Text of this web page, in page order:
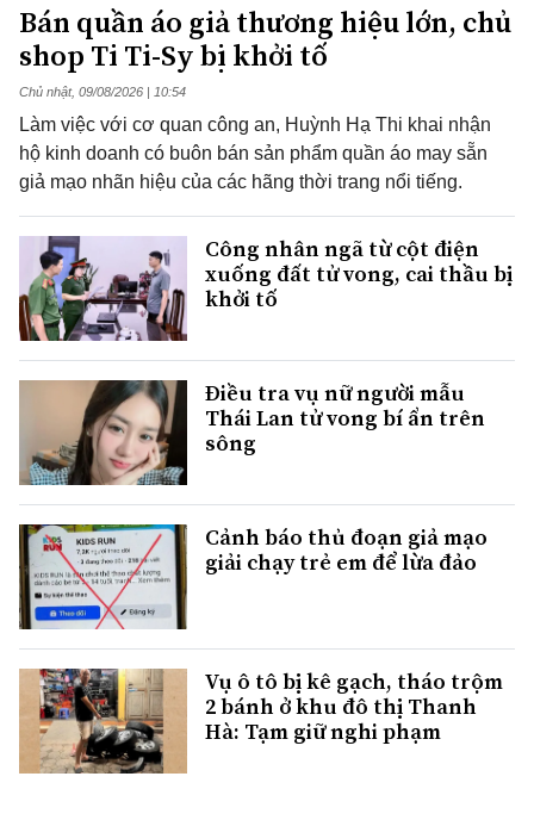
Bán quần áo giả thương hiệu lớn, chủ
shop Ti Ti-Sy bị khởi tố
Chủ nhật, 09/08/2026 | 10:54
Làm việc với cơ quan công an, Huỳnh Hạ Thi khai nhận
hộ kinh doanh có buôn bán sản phẩm quần áo may sẵn
giả mạo nhãn hiệu của các hãng thời trang nổi tiếng.
Công nhân ngã từ cột điện
xuống đất tử vong, cai thầu bị
khởi tố
Điều tra vụ nữ người mẫu
Thái Lan tử vong bí ẩn trên
sông
Cảnh báo thủ đoạn giả mạo
giải chạy trẻ em để lừa đảo
Vụ ô tô bị kê gạch, tháo trộm
2 bánh ở khu đô thị Thanh
Hà: Tạm giữ nghi phạm